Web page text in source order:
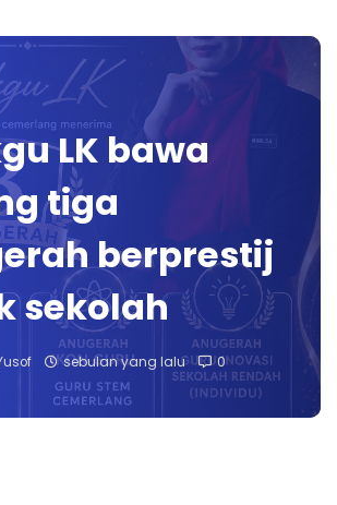
LK bawa
tiga
berprestij
sekolah
sebulan yang lalu 0